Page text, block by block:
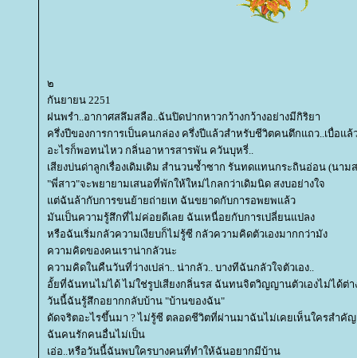
๒
กันยายน 2251
ฝนพรำ..อากาศสลึมสลือ..ฉันปิดปากหาวกว้างกว้างอย่างมีกิริยา
ครึ่งปีของการการเป็นคนกล่อง ครึ่งปีแล้วสำหรับชีวิตคนตึกแถว..เบื่อแล้
อะไรก็พอทนไหว กลิ่นอาหารสารพัน ควันบุหรี่..
เสียงบ่นด่าลูกเรื่องเดิมเดิม สำนวนซ้ำซาก รันทดแทนกระถินอ่อน (นาม
"พี่สาว"จะพยายามเสนอที่พักให้ใหม่ไกลกว่าเดิมนิด สงบอย่างใจ
ต่ฉันล้ากับการขนย้ายถ่ายเท ฉันขยาดกับการอพยพแล้ว
มันเป็นความรู้สึกที่ไม่ค่อยดีเลย ฉันเหนื่อยกับการเปลี่ยนแปลง
หรือฉันเริ่มกลัวความเงียบก็ไม่รู้ซี กลัวความคิดตัวเองมากกว่ามัง
ความคิดของคนเราน่ากลัวนะ
ความคิดในคืนวันที่ว่างเปล่า.. น่ากลัว.. บางทีฉันกลัวใจตัวเอง..
อั้ยที่ฉันทนไม่ได้ ไม่ใช่รูปเสียงกลิ่นรส ฉันทนจิตวิญญานตัวเองไม่ได้ต่า
วันนี้ฉันรู้สึกอยากกลับบ้าน "บ้านของฉัน"
ดัดจริตอะไรขึ้นมา ? ไม่รู้ซี ตลอดชีวิตที่ผ่านมาฉันไม่เคยเห็นใครสำคัญ
ฉันคนรักคนอื่นไม่เป็น
เอ่อ..หรือวันนี้ฉันพบใครบางคนที่ทำให้ฉันอยากมีบ้าน